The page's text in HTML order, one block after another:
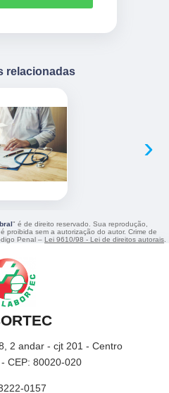
relacionadas
›
" é de direito reservado. Sua reprodução,
proibida sem a autorização do autor. Crime de
Penal – Lei 9610/98 - Lei de direitos autorais
2 andar - cjt 201 - Centro
CEP: 80020-020
0157